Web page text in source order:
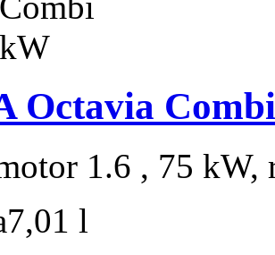
Octavia
1.6 , 75 kW,
7,01 l